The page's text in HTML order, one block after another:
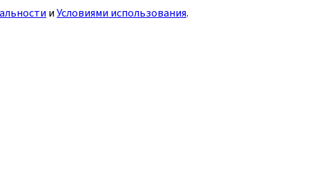
иУсловиями использования.